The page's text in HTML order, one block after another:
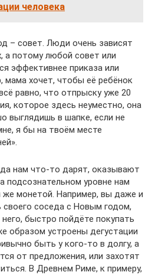
человека
– совет. Люди очень зависят
а потому любой совет или
эффективнее приказа или
мама хочет, чтобы её ребёнок
равно, что отпрыску уже 20
которое здесь неуместно, она
выглядишь в шапке, если не
я бы на твоём месте
нам что-то дарят, оказывают
подсознательном уровне нам
же монетой. Например, вы даже и
своего соседа с Новым годом,
быстро пойдёте покупать
образом устроены дегустации
быть у кого-то в долгу, а
от предложения, или захотят
В Древнем Риме, к примеру,